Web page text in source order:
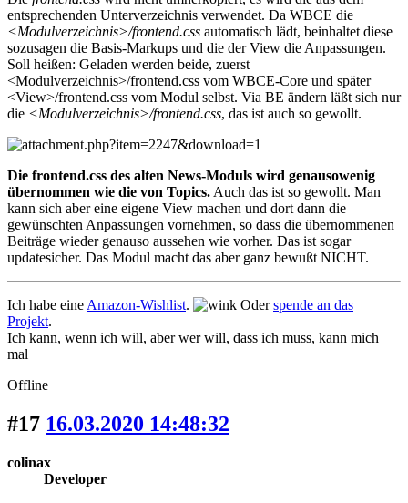
entsprechenden Unterverzeichnis verwendet. Da WBCE die
<Modulverzeichnis>/frontend.css automatisch lädt, beinhaltet diese
sozusagen die Basis-Markups und die der View die Anpassungen.
Soll heißen: Geladen werden beide, zuerst
<Modulverzeichnis>/frontend.css vom WBCE-Core und später
<View>/frontend.css vom Modul selbst. Via BE ändern läßt sich nur
die <Modulverzeichnis>/frontend.css, das ist auch so gewollt.
Die frontend.css des alten News-Moduls wird genausowenig
übernommen wie die von Topics. Auch das ist so gewollt. Man
kann sich aber eine eigene View machen und dort dann die
gewünschten Anpassungen vornehmen, so dass die übernommenen
Beiträge wieder genauso aussehen wie vorher. Das ist sogar
updatesicher. Das Modul macht das aber ganz bewußt NICHT.
Ich habe eine Amazon-Wishlist. Oderspende an das
Projekt.
Ich kann, wenn ich will, aber wer will, dass ich muss, kann mich
mal
Offline
#17 16.03.2020 14:48:32
colinax
Developer